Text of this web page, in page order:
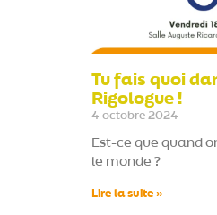
Tu fais quoi
Rigologue !
4 octobre 2024
Est-ce que quand
le monde ?
Lire la suite »